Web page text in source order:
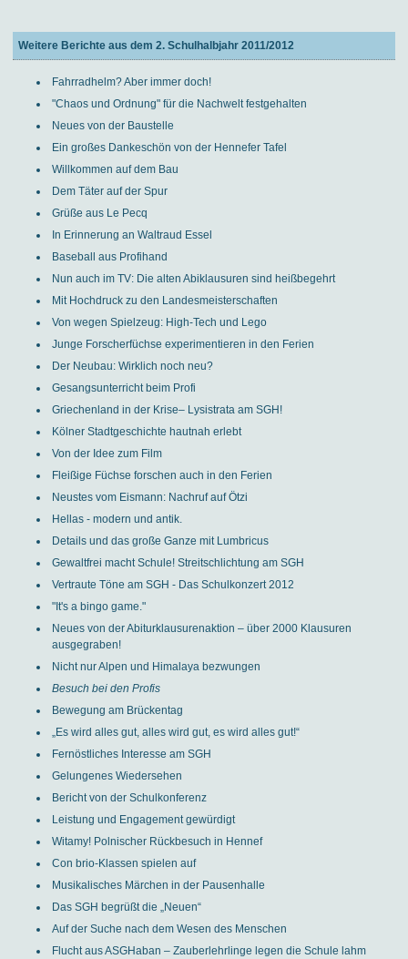
Weitere Berichte aus dem 2. Schulhalbjahr 2011/2012
Fahrradhelm? Aber immer doch!
"Chaos und Ordnung" für die Nachwelt festgehalten
Neues von der Baustelle
Ein großes Dankeschön von der Hennefer Tafel
Willkommen auf dem Bau
Dem Täter auf der Spur
Grüße aus Le Pecq
In Erinnerung an Waltraud Essel
Baseball aus Profihand
Nun auch im TV: Die alten Abiklausuren sind heißbegehrt
Mit Hochdruck zu den Landesmeisterschaften
Von wegen Spielzeug: High-Tech und Lego
Junge Forscherfüchse experimentieren in den Ferien
Der Neubau: Wirklich noch neu?
Gesangsunterricht beim Profi
Griechenland in der Krise– Lysistrata am SGH!
Kölner Stadtgeschichte hautnah erlebt
Von der Idee zum Film
Fleißige Füchse forschen auch in den Ferien
Neustes vom Eismann: Nachruf auf Ötzi
Hellas - modern und antik.
Details und das große Ganze mit Lumbricus
Gewaltfrei macht Schule! Streitschlichtung am SGH
Vertraute Töne am SGH - Das Schulkonzert 2012
"It's a bingo game."
Neues von der Abiturklausurenaktion – über 2000 Klausuren
ausgegraben!
Nicht nur Alpen und Himalaya bezwungen
Besuch bei den Profis
Bewegung am Brückentag
„Es wird alles gut, alles wird gut, es wird alles gut!“
Fernöstliches Interesse am SGH
Gelungenes Wiedersehen
Bericht von der Schulkonferenz
Leistung und Engagement gewürdigt
Witamy! Polnischer Rückbesuch in Hennef
Con brio-Klassen spielen auf
Musikalisches Märchen in der Pausenhalle
Das SGH begrüßt die „Neuen“
Auf der Suche nach dem Wesen des Menschen
Flucht aus ASGHaban – Zauberlehrlinge legen die Schule lahm